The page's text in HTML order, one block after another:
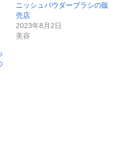
ニッシュパウダーブラシの販
売店
2023年8月2日
美容